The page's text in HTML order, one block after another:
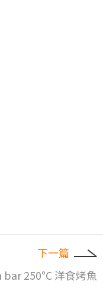
下一篇
bar 250°C 洋食烤魚